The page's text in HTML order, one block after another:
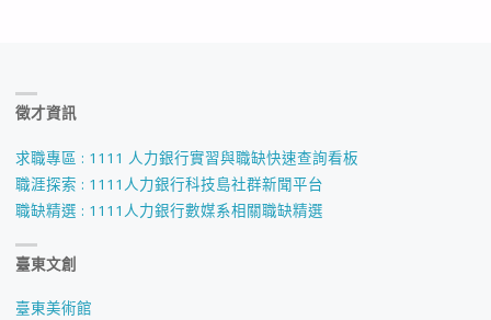
徵才資訊
求職專區 : 1111 人力銀行實習與職缺快速查詢看板
職涯探索 : 1111人力銀行科技島社群新聞平台
職缺精選 : 1111人力銀行數媒系相關職缺精選
臺東文創
臺東美術館